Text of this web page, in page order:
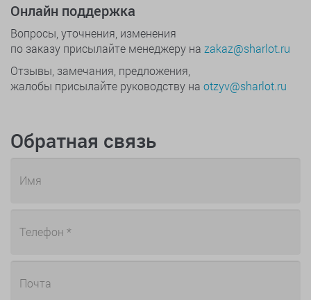
Онлайн поддержка
Вопросы, уточнения, изменения
по заказу присылайте менеджеру на zakaz@sharlot.ru
Отзывы, замечания, предложения,
жалобы присылайте руководству на otzyv@sharlot.ru
Обратная связь